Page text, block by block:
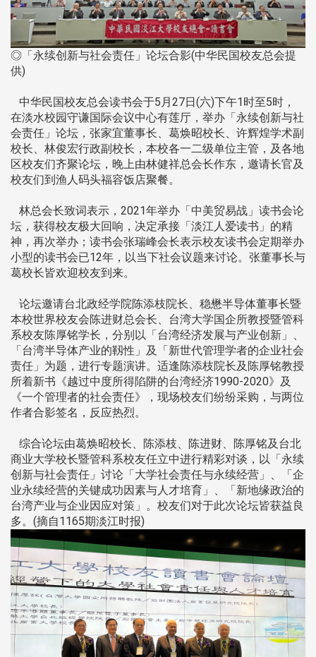
◎「永续创新与社会责任」论坛合影(中华民国校友总会提
供)
中华民国校友总会读书会于5月27日(六)下午1时至5时，
在淡水校园守谦国际会议中心有莲厅，举办「永续创新与社
会责任」论坛，张家宜董事长、葛焕昭校长、许辉煌学术副
校长、林俊宏行政副校长，本校各一二级单位主管，及各地
区校友们齐聚论坛，晚上由林健祥总会长作东，邀请长官及
校友们到渔人码头福容饭店聚餐。
林总会长致词表示，2021年举办「中美贸易战」读书会论
坛，获得校友极大回响，决定承接「淡江人爱读书」的精
神，再次举办；读书会张瑞峰会长表示校友读书会定期举办
小型的读书会已12年，以当下社会议题来讨论。张董事长与
葛校长皆欢迎校友到来。
论坛邀请台北政经学院陈添枝院长、稳懋半导体董事长暨
本校世界校友会陈进财总会长、台湾大学国企所教授暨管科
系校友陈厚铭学长，分别以「台湾经济发展与产业创新」、
「台湾半导体产业的靱性」及「新世代管理学者的企业社会
责任」为题，进行专题演讲。适逢陈添枝院长及陈厚铭教授
所着新书《越过中度所得陷阱的台湾经济1990-2020》及
《一个管理者的社会责任》，现场校友们纷纷采购，与两位
作者合影签名，反应热烈。
综合论坛由葛焕昭校长、陈添枝、陈进财、陈厚铭及台北
商业大学校长暨管科系校友任立中进行精彩对谈，以「永续
创新与社会责任」讨论「大学社会责任与永续经营」、「企
业永续经营的关键成功因素与人才培育」、「新地缘政治的
台湾产业与企业因应对策」。校友们对于此次论坛皆获益良
多。(摘自1165期淡江时报)